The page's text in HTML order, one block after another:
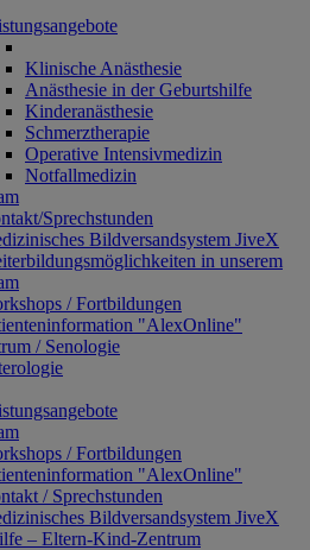
Klinische Anästhesie
Anästhesie in der Geburtshilfe
Kinderanästhesie
Schmerztherapie
Operative Intensivmedizin
Notfallmedizin
Sprechstunden
Bildversandsystem JiveX
in unserem
/ Fortbildungen
"AlexOnline"
/ Senologie
/ Fortbildungen
"AlexOnline"
/ Sprechstunden
Bildversandsystem JiveX
– Eltern-Kind-Zentrum